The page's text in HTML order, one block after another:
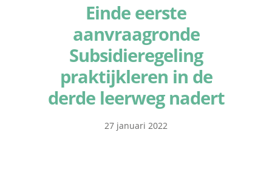
Einde eerste
aanvraagronde
Subsidieregeling
praktijkleren in de
derde leerweg nadert
27 januari 2022